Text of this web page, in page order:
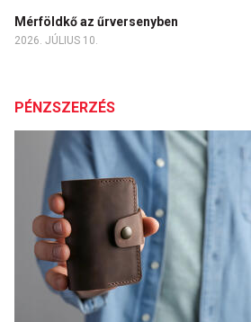
Mérföldkő az űrversenyben
2026. JÚLIUS 10.
PÉNZSZERZÉS